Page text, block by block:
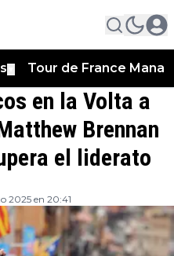
Tour de France
en la Volta a
Brennan
el liderato
2025 en 20:41